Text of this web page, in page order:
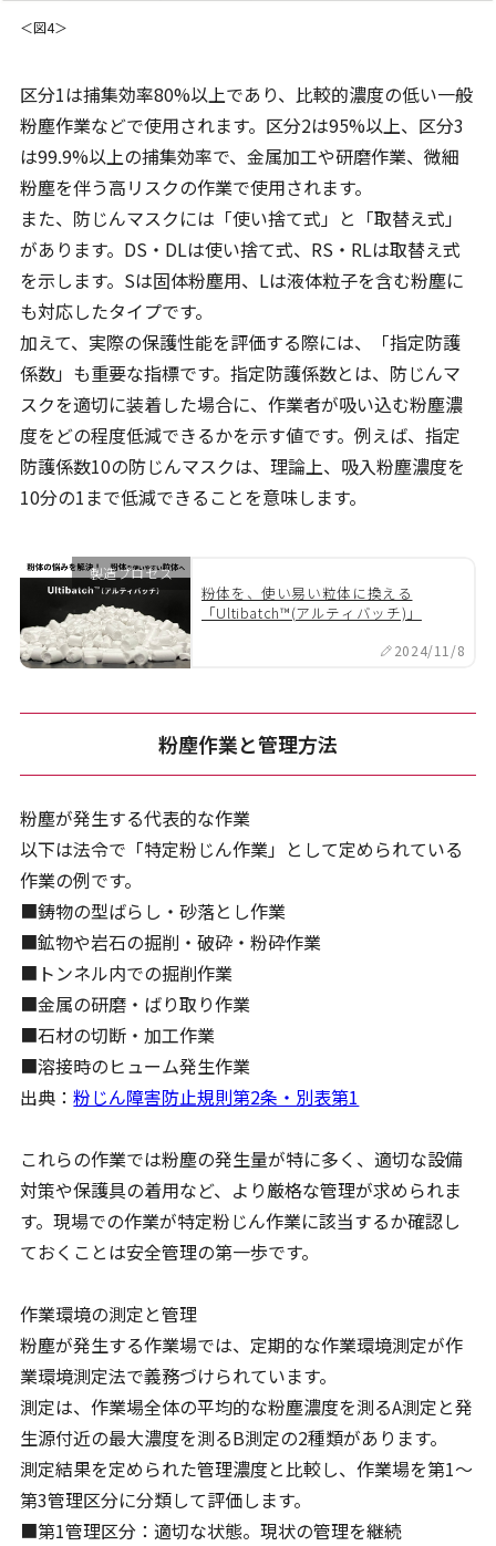
＜図4＞
区分1は捕集効率80%以上であり、比較的濃度の低い一般
粉塵作業などで使用されます。区分2は95%以上、区分3
は99.9%以上の捕集効率で、金属加工や研磨作業、微細
粉塵を伴う高リスクの作業で使用されます。
また、防じんマスクには「使い捨て式」と「取替え式」
があります。DS・DLは使い捨て式、RS・RLは取替え式
を示します。Sは固体粉塵用、Lは液体粒子を含む粉塵に
も対応したタイプです。
加えて、実際の保護性能を評価する際には、「指定防護
係数」も重要な指標です。指定防護係数とは、防じんマ
スクを適切に装着した場合に、作業者が吸い込む粉塵濃
度をどの程度低減できるかを示す値です。例えば、指定
防護係数10の防じんマスクは、理論上、吸入粉塵濃度を
10分の1まで低減できることを意味します。
製造プロセス
粉体を、使い易い粒体に換える
「Ultibatch™(アルティバッチ)」
2024/11/8
粉塵作業と管理方法
粉塵が発生する代表的な作業
以下は法令で「特定粉じん作業」として定められている
作業の例です。
■鋳物の型ばらし・砂落とし作業
■鉱物や岩石の掘削・破砕・粉砕作業
■トンネル内での掘削作業
■金属の研磨・ばり取り作業
■石材の切断・加工作業
■溶接時のヒューム発生作業
出典：粉じん障害防止規則第2条・別表第1
これらの作業では粉塵の発生量が特に多く、適切な設備
対策や保護具の着用など、より厳格な管理が求められま
す。現場での作業が特定粉じん作業に該当するか確認し
ておくことは安全管理の第一歩です。
作業環境の測定と管理
粉塵が発生する作業場では、定期的な作業環境測定が作
業環境測定法で義務づけられています。
測定は、作業場全体の平均的な粉塵濃度を測るA測定と発
生源付近の最大濃度を測るB測定の2種類があります。
測定結果を定められた管理濃度と比較し、作業場を第1〜
第3管理区分に分類して評価します。
■第1管理区分：適切な状態。現状の管理を継続